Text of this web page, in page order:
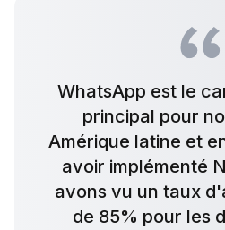
WhatsApp est le
principal pour
Amérique latine et
avoir implémenté
avons vu un taux
de 85% pour les